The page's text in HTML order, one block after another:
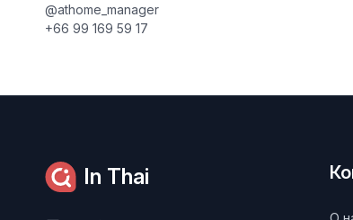
@athome_manager
+66 99 169 59 17
In Thai